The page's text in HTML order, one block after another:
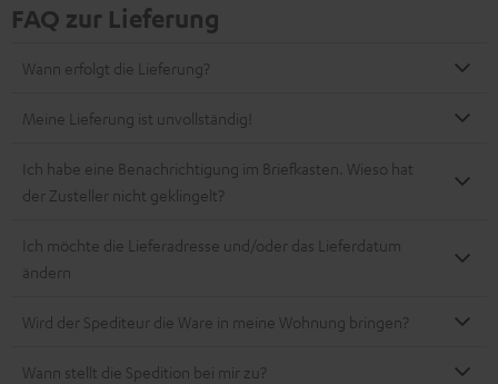
FAQ zur Lieferung
Wann erfolgt die Lieferung?
Meine Lieferung ist unvollständig!
Ich habe eine Benachrichtigung im Briefkasten. Wieso hat
der Zusteller nicht geklingelt?
Ich möchte die Lieferadresse und/oder das Lieferdatum
ändern
Wird der Spediteur die Ware in meine Wohnung bringen?
Wann stellt die Spedition bei mir zu?